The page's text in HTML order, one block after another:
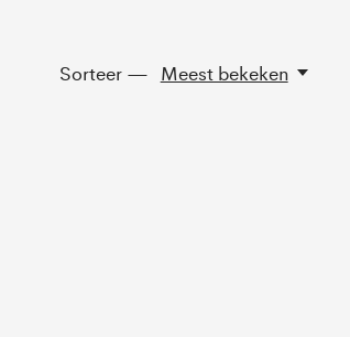
Sorteer — Meest bekeken